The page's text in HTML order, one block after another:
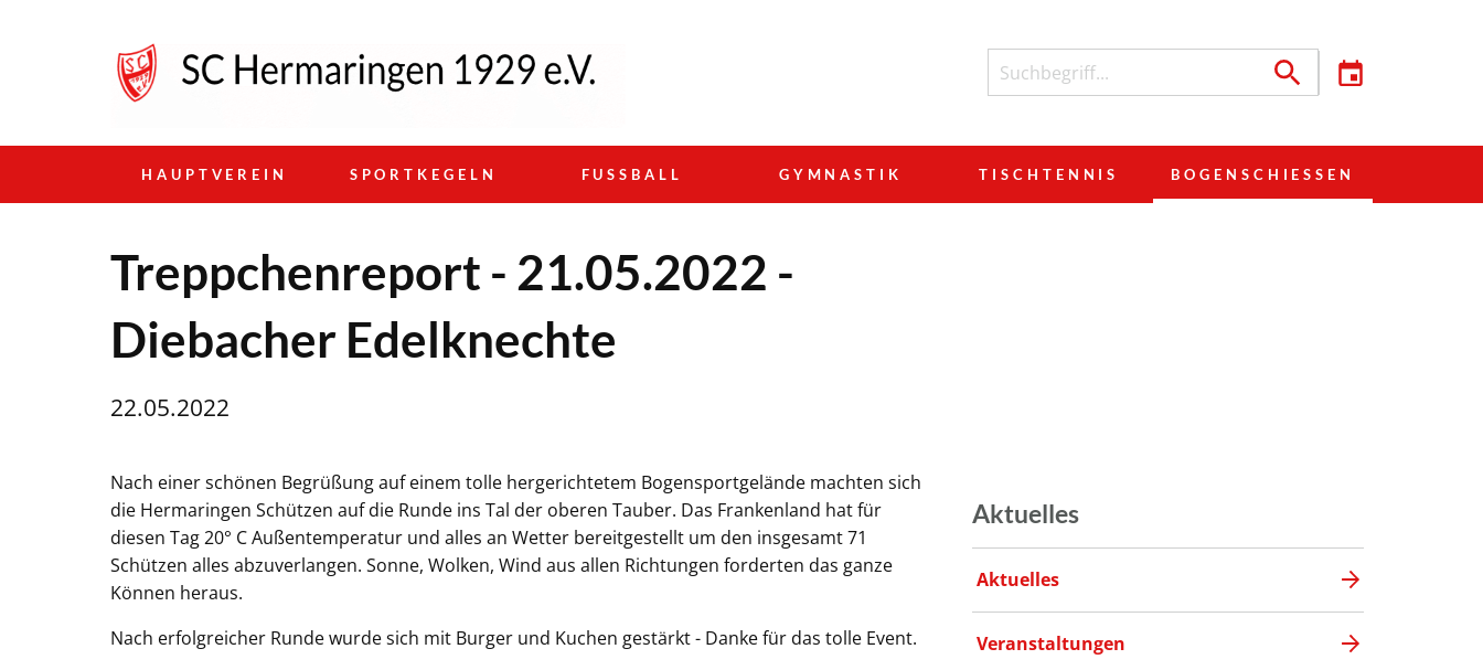
HAUPTVEREIN SPORTKEGELN FUSSBALL GYMNASTIK TISCHTENNIS BOGENSCHIESSEN
Treppchenreport - 21.05.2022 -
Diebacher Edelknechte
22.05.2022
Nach einer schönen Begrüßung auf einem tolle hergerichtetem Bogensportgelände machten sich
die Hermaringen Schützen auf die Runde ins Tal der oberen Tauber. Das Frankenland hat für
diesen Tag 20° C Außentemperatur und alles an Wetter bereitgestellt um den insgesamt 71
Schützen alles abzuverlangen. Sonne, Wolken, Wind aus allen Richtungen forderten das ganze
Können heraus.
Nach erfolgreicher Runde wurde sich mit Burger und Kuchen gestärkt - Danke für das tolle Event.
Aktuelles
Aktuelles
Veranstaltungen